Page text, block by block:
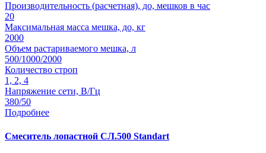
Производительность (расчетная), до, мешков в час
20
Максимальная масса мешка, до, кг
2000
Объем растариваемого мешка, л
500/1000/2000
Количество строп
1, 2, 4
Напряжение сети, В/Гц
380/50
Подробнее
Смеситель лопастной СЛ.500 Standart